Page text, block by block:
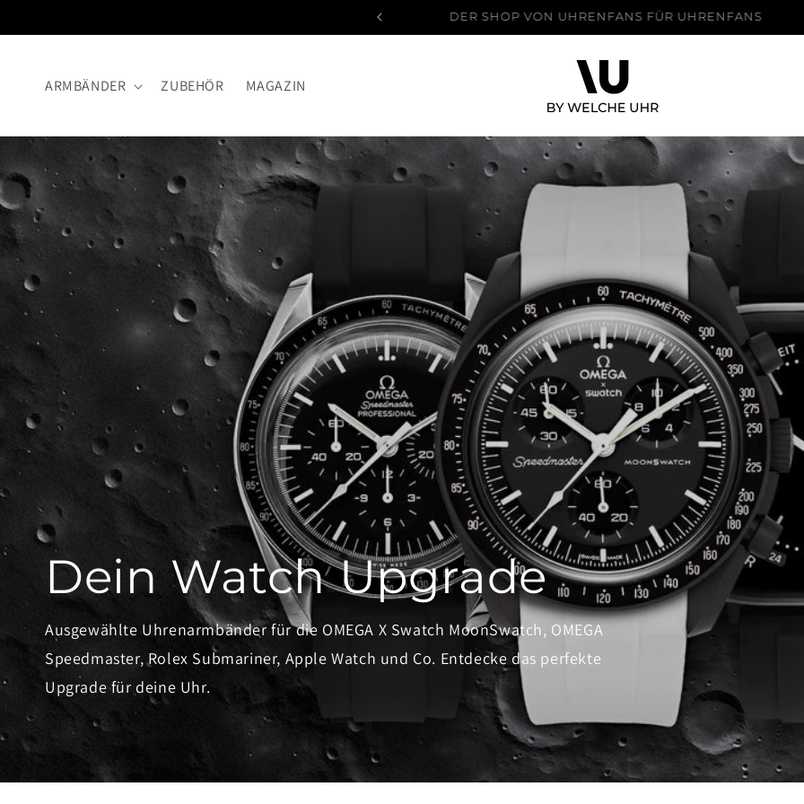
Inhalt
DER SHOP VON UHRENFANS FÜR UHRENFANS
ARMBÄNDER ZUBEHÖR MAGAZIN
Dein Watch Upgrade
Ausgewählte Uhrenarmbänder für die OMEGA X Swatch MoonSwatch, OMEGA
Speedmaster, Rolex Submariner, Apple Watch und Co. Entdecke das perfekte
Upgrade für deine Uhr.